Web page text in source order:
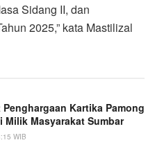
Sidang II, dan
2025,” kata Mastilizal
Kartika Pamong
Milik Masyarakat Sumbar
WIB